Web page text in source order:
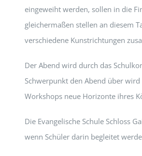
eingeweiht werden, sollen in die
gleichermaßen stellen an diesem
verschiedene Kunstrichtungen
Der Abend wird durch das
Schwerpunkt den Abend über
Workshops neue Horizonte ihres
Die Evangelische Schule Schloss
wenn Schüler darin begleitet